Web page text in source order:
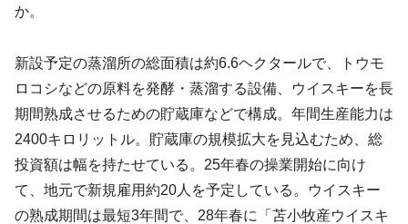
か。
新設予定の蒸溜所の総面積は約6.6ヘクタールで、トウモ
ロコシなどの原料を発酵・蒸溜する設備、ウイスキーを長
期間熟成させるための貯蔵庫などで構成。年間生産能力は
2400キロリットル。貯蔵庫の規模拡大を見込むため、総
投資額は幅を持たせている。25年春の操業開始に向け
て、地元で新規雇用約20人を予定している。ウイスキー
の熟成期間は最短3年間で、28年春に「苫小牧産ウイスキ